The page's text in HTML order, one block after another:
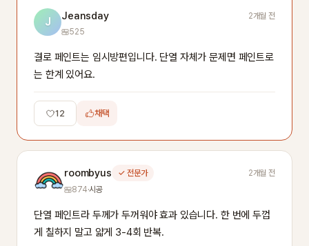
J Jeansday
2개월 전
525
결로 페인트는 임시방편입니다. 단열 자체가 문제면 페인트로
는 한계 있어요.
12 채택
roombyus ✓ 전문가
2개월 전
874·시공
단열 페인트라 두께가 두꺼워야 효과 있습니다. 한 번에 두껍
게 칠하지 말고 얇게 3-4회 반복.